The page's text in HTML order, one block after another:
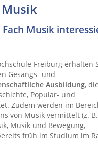
Musik
Freiburg erhalten
Gesangs- und
Ausbildung,
Popular- und
Zudem werden im
von Musik vermittelt (z.
Musik und Bewegung,
früh im Studium im